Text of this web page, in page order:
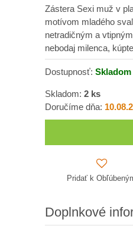
Zástera Sexi muž v
motívom mladého
netradičným a
nebodaj milenca,
Dostupnosť: Skladom
Skladom: 2 ks
Doručíme dňa:
Pridať k
Doplnkové